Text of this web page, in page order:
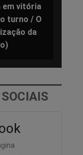
em vitória
turno / O
da